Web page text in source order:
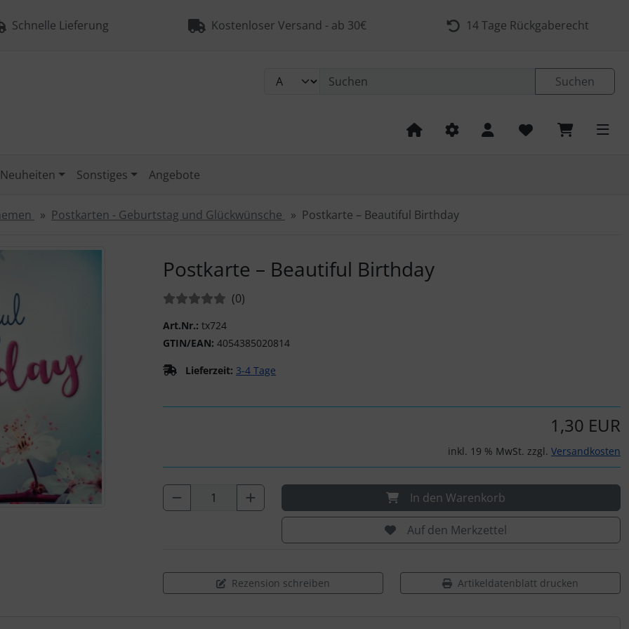
Schnelle Lieferung Kostenloser Versand - ab 30€ 14 Tage Rückgaberecht
Suchen
Neuheiten Sonstiges Angebote
Postkarten - Geburtstag und Glückwünsche Postkarte – Beautiful Birthday
Postkarte – Beautiful Birthday
Bewertungen:(0Bewertungen
)
Art.Nr.: tx724
GTIN/EAN: 4054385020814
Lieferzeit: 3-4 Tage
" und "Vor-Button" nutzen, um zwischen den Bildern zu navigieren. Zum Vergrößern klicken Sie auf das Bild.
1,30 EUR
inkl. 19 % MwSt. zzgl. Versandkosten
In den Warenkorb
Auf den Merkzettel
Rezension schreiben Artikeldatenblatt drucken